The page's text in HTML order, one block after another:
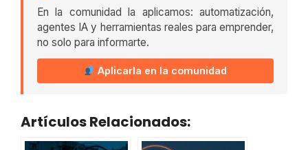
En la comunidad la aplicamos: automatización,
agentes IA y herramientas reales para emprender,
no solo para informarte.
Aplicarla en la comunidad
Artículos Relacionados: